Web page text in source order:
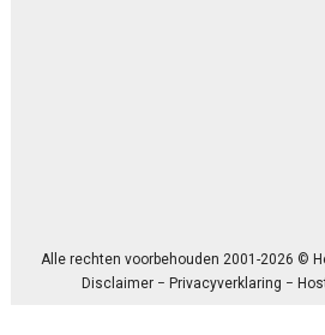
Alle rechten voorbehouden 2001-2026 ©
Disclaimer −Privacyverklaring −